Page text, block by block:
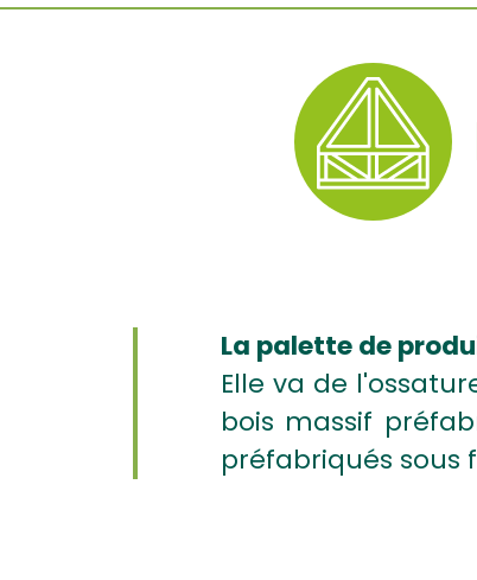
La palette de
Elle va de
bois massif
préfabriqués sous